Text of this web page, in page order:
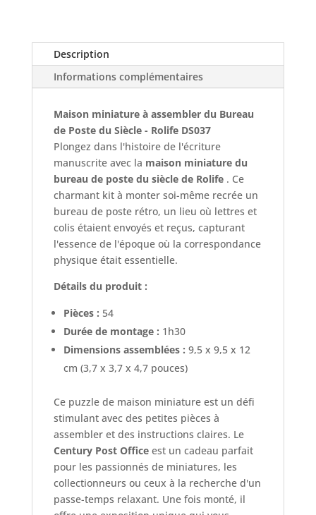
Description
Informations complémentaires
Maison miniature à assembler du Bureau
de Poste du Siècle - Rolife DS037
Plongez dans l'histoire de l'écriture
manuscrite avec la maison miniature du
bureau de poste du siècle de Rolife. Ce
charmant kit à monter soi-même recrée un
bureau de poste rétro, un lieu où lettres et
colis étaient envoyés et reçus, capturant
l'essence de l'époque où la correspondance
physique était essentielle.
Détails du produit :
Pièces : 54
Durée de montage : 1h30
Dimensions assemblées : 9,5 x 9,5 x 12
cm (3,7 x 3,7 x 4,7 pouces)
Ce puzzle de maison miniature est un défi
stimulant avec des petites pièces à
assembler et des instructions claires. Le
Century Post Officeest un cadeau parfait
pour les passionnés de miniatures, les
collectionneurs ou ceux à la recherche d'un
passe-temps relaxant. Une fois monté, il